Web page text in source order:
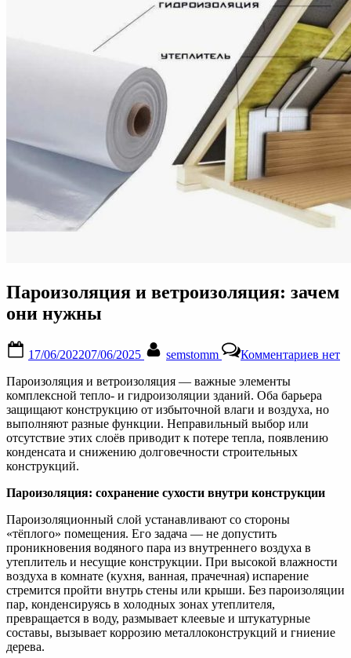
Пароизоляция и ветроизоляция: зачем
они нужны
on
17/06/202207/06/2025 semstomm Комментариев
зачем
нет
Пароизоляция и ветроизоляция — важные элементы
комплексной тепло- и гидроизоляции зданий. Оба барьера
защищают конструкцию от избыточной влаги и воздуха, но
выполняют разные функции. Неправильный выбор или
отсутствие этих слоёв приводит к потере тепла, появлению
конденсата и снижению долговечности строительных
конструкций.
Пароизоляция: сохранение сухости внутри конструкции
Пароизоляционный слой устанавливают со стороны
«тёплого» помещения. Его задача — не допустить
проникновения водяного пара из внутреннего воздуха в
утеплитель и несущие конструкции. При высокой влажности
воздуха в комнате (кухня, ванная, прачечная) испарение
стремится пройти внутрь стены или крыши. Без пароизоляции
пар, конденсируясь в холодных зонах утеплителя,
превращается в воду, размывает клеевые и штукатурные
составы, вызывает коррозию металлоконструкций и гниение
дерева.